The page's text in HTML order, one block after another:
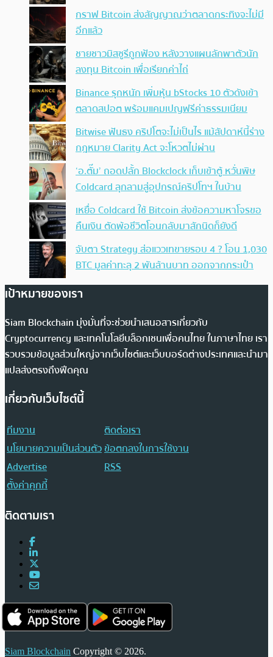
กราฟ Bitcoin ส่งสัญญาณว่าตลาดกระทิงจะไม่มี
อีกแล้ว
ชายชาวมิสซูรีถูกฟ้อง หลังวางแผนลักพาตัวนัก
ลงทุน Bitcoin เพื่อเรียกค่าไถ่
Binance รุกหนัก เพิ่มหุ้น bStocks 10 ตัวดังเข้า
ตลาดสปอต พร้อมแคมเปญฟรีค่าธรรมเนียม
Bitwise ฟันธง คริปโตจะไม่เป็นไร แม้สัปดาห์นี้ร่าง
กฎหมาย Clarity Act จะโหวตไม่ผ่าน
‘อ.ตั๊ม’ ถอดปลั้ก Blockclock เก็บเข้าตู้ หวั่นพิษ
Coldcard ลุกลามสู่อุปกรณ์คริปโทฯ ในบ้าน
เหยื่อ Coldcard ใช้ Bitcoin ส่งข้อความหาโจรขอ
คืนเงิน ตัดพ้อชีวิตโอนกลับมาสักนิดก็ยังดี
จับตา Strategy ส่อแววเทขายรอบ 4 ? โอน 1,030
BTC มูลค่าทะลุ 2 พันล้านบาท ออกจากกระเป๋า
เป้าหมายของเรา
Siam Blockchain มุ่งมั่นที่จะช่วยนำเสนอสารเกี่ยวกับ
Cryptocurrency และเทคโนโลยีบล็อกเชนเพื่อคนไทย ในภาษาไทย เรา
รวบรวมข้อมูลส่วนใหญ่จากเว็บไซต์และเว็บบอร์ดต่างประเทศและนำมา
แปลส่งตรงถึงฟีดคุณ
เกี่ยวกับเว็บไซต์นี้
ทีมงาน
ติดต่อเรา
นโยบายความเป็นส่วนตัวข้อตกลงในการใช้งาน
Advertise
RSS
ตั้งค่าคุกกี้
ติดตามเรา
Siam Blockchain Copyright © 2026.